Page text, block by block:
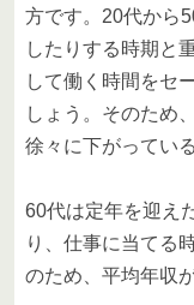
方です。20代から
したりする時期と
して働く時間をセ
しょう。そのため
徐々に下がってい
60代は定年を迎え
り、仕事に当てる
のため、平均年収